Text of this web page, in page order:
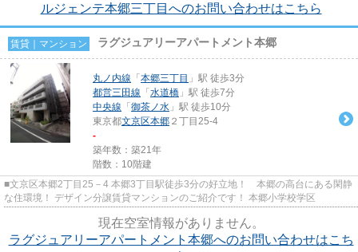
ルジェンテ本郷三丁目へのお問い合わせはこちら
賃貸｜マンション ラグジュアリーアパートメント本郷
丸ノ内線 「 本郷三丁目 」駅 徒歩3分
都営三田線 「 水道橋 」駅 徒歩7分
中央線 「 御茶ノ水 」駅 徒歩10分
東京都文京区本郷 ２丁目25-4
-
築年数：築21年
階数：10階建
■文京区本郷2丁目25－4 本郷3丁目駅徒歩3分の好立地！ 本郷の高台にある閑静
な住環境！ デザイン分譲賃貸マンションのご紹介です！ 本郷小学校学区
現在空室情報がありません。
ラグジュアリーアパートメント本郷へのお問い合わせはこち